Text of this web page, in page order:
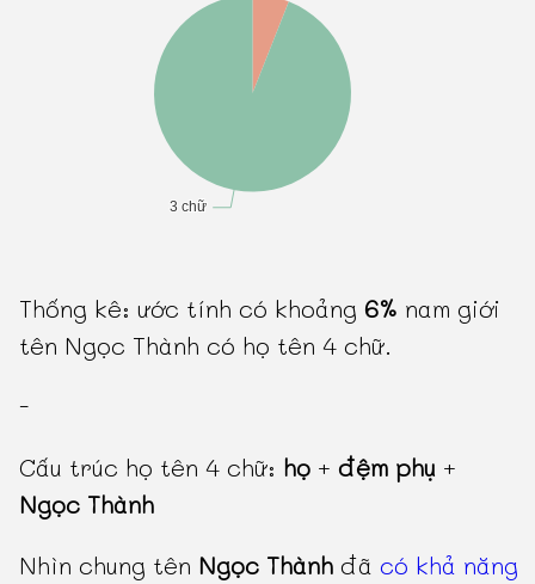
Thống kê: ước tính có khoảng6% nam giới
tên Ngọc Thành có họ tên 4 chữ.
-
Cấu trúc họ tên 4 chữ: họ +đệm phụ +
Ngọc Thành
Nhìn chung tên Ngọc Thành đã có khả năng